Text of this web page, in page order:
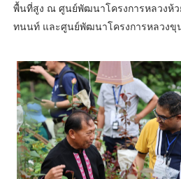
พื้นที่สูง ณ ศูนย์พัฒนาโครงการหลวงห้ว
ทนนท์ และศูนย์พัฒนาโครงการหลวงขุ